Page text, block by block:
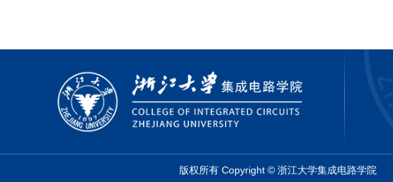
版权所有 Copyright © 浙江大学集成电路学院